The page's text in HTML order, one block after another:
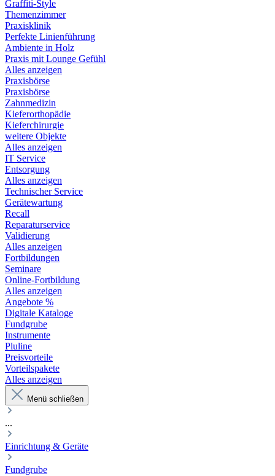
Graffiti-Style
Themenzimmer
Praxisklinik
Perfekte Linienführung
Ambiente in Holz
Praxis mit Lounge Gefühl
Alles anzeigen
Praxisbörse
Praxisbörse
Zahnmedizin
Kieferorthopädie
Kieferchirurgie
weitere Objekte
Alles anzeigen
IT Service
Entsorgung
Alles anzeigen
Technischer Service
Gerätewartung
Recall
Reparaturservice
Validierung
Alles anzeigen
Fortbildungen
Seminare
Online-Fortbildung
Alles anzeigen
Angebote %
Digitale Kataloge
Fundgrube
Instrumente
Pluline
Preisvorteile
Vorteilspakete
Alles anzeigen
Menü schließen
...
Einrichtung & Geräte
Fundgrube